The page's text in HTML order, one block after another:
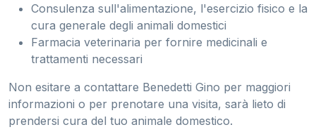
Consulenza sull'alimentazione, l'esercizio fisico e la
cura generale degli animali domestici
Farmacia veterinaria per fornire medicinali e
trattamenti necessari
Non esitare a contattare Benedetti Gino per maggiori
informazioni o per prenotare una visita, sarà lieto di
prendersi cura del tuo animale domestico.